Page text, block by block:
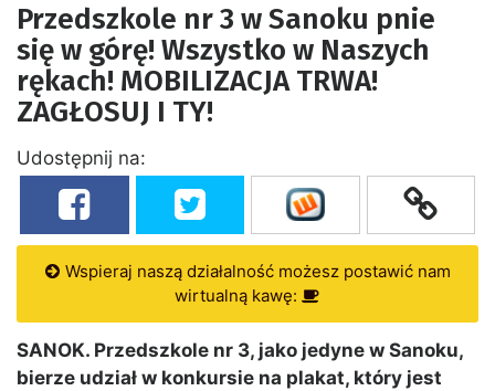
Przedszkole nr 3 w Sanoku pnie
się w górę! Wszystko w Naszych
rękach! MOBILIZACJA TRWA!
ZAGŁOSUJ I TY!
Udostępnij na:
Wspieraj naszą działalność możesz postawić nam
wirtualną kawę:
SANOK. Przedszkole nr 3, jako jedyne w Sanoku,
bierze udział w konkursie na plakat, który jest